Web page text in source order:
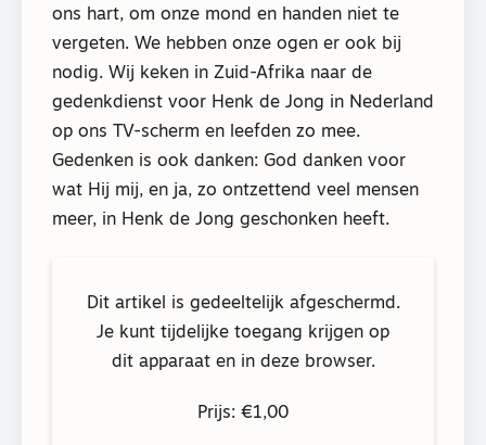
ons hart, om onze mond en handen niet te
vergeten. We hebben onze ogen er ook bij
nodig. Wij keken in Zuid-Afrika naar de
gedenkdienst voor Henk de Jong in Nederland
op ons TV-scherm en leefden zo mee.
Gedenken is ook danken: God danken voor
wat Hij mij, en ja, zo ontzettend veel mensen
meer, in Henk de Jong geschonken heeft.
Dit artikel is gedeeltelijk afgeschermd.
Je kunt tijdelijke toegang krijgen op
dit apparaat en in deze browser.
Prijs: €1,00